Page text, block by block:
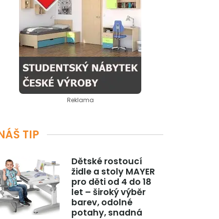
Reklama
TIP
Dětské rostoucí
židle a stoly MAYER
pro děti od 4 do 18
let – široký výběr
barev, odolné
potahy, snadná